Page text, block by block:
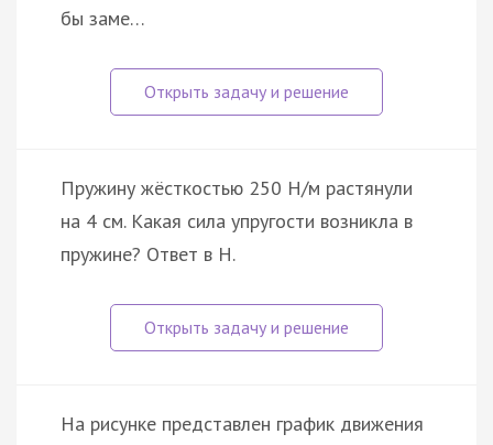
бы заме…
Пружину жёсткостью 250 Н/м растянули
на 4 см. Какая сила упругости возникла в
пружине? Ответ в Н.
На рисунке представлен график движения